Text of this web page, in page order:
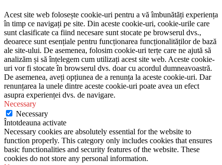
Acest site web folosește cookie-uri pentru a vă îmbunătăți experiența
în timp ce navigați pe site. Din aceste cookie-uri, cookie-urile care
sunt clasificate ca fiind necesare sunt stocate pe browserul dvs.,
deoarece sunt esențiale pentru funcționarea funcționalităților de bază
ale site-ului. De asemenea, folosim cookie-uri terțe care ne ajută să
analizăm și să înțelegem cum utilizați acest site web. Aceste cookie-
uri vor fi stocate în browserul dvs. doar cu acordul dumneavoastră.
De asemenea, aveți opțiunea de a renunța la aceste cookie-uri. Dar
renunțarea la unele dintre aceste cookie-uri poate avea un efect
asupra experienței dvs. de navigare.
Necessary
Necessary
Întotdeauna activate
Necessary cookies are absolutely essential for the website to
function properly. This category only includes cookies that ensures
basic functionalities and security features of the website. These
cookies do not store any personal information.